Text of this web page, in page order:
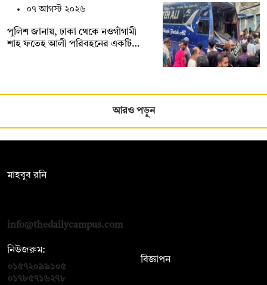
০৭ আগস্ট ২০২৬
পুলিশ জানায়, ঢাকা থেকে নওগাঁগামী
শাহ ফতেহ আলী পরিবহনের একটি…
আরও পড়ুন
মাহবুব রনি
info@thedailycampus.com
নিউজরুম:
০১৫৭২০৯৯১০৫
০১৭৮৫৭১৬২৭৮
বিজ্ঞাপন